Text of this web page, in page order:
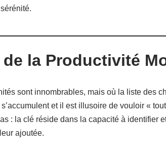
la Productivité
sont innombrables, mais où la liste des
et il est illusoire de vouloir «
: la clé réside dans la capacité à identifier
ajoutée.